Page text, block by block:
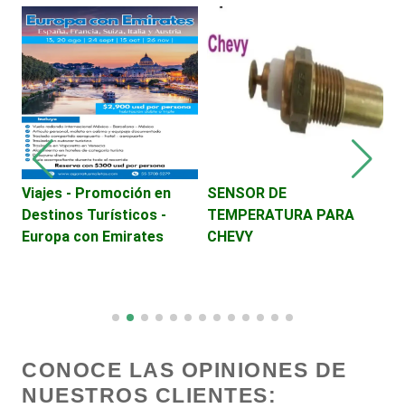
Centros Turísticos
Cerrajerías
Cibercafés
Clínicas de Belleza
Clubes Deportivos
Viajes - Promoción en
Destinos Turísticos -
Europa con Emirates
SENSOR DE
TEMPERATURA PARA
CHEVY
CONOCE LAS OPINIONES DE
NUESTROS CLIENTES: